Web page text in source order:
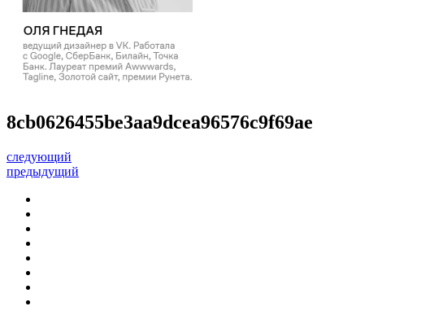
8cb0626455be3aa9dcea96576c9f69ae
следующий
предыдущий